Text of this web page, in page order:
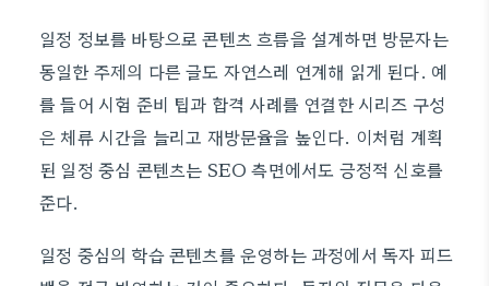
일정 정보를 바탕으로 콘텐츠 흐름을 설계하면 방문자는
동일한 주제의 다른 글도 자연스레 연계해 읽게 된다. 예
를 들어 시험 준비 팁과 합격 사례를 연결한 시리즈 구성
은 체류 시간을 늘리고 재방문율을 높인다. 이처럼 계획
된 일정 중심 콘텐츠는 SEO 측면에서도 긍정적 신호를
준다.
일정 중심의 학습 콘텐츠를 운영하는 과정에서 독자 피드